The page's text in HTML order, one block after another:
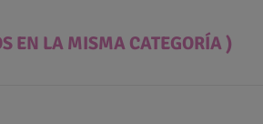
EN LA MISMA CATEGORÍA )